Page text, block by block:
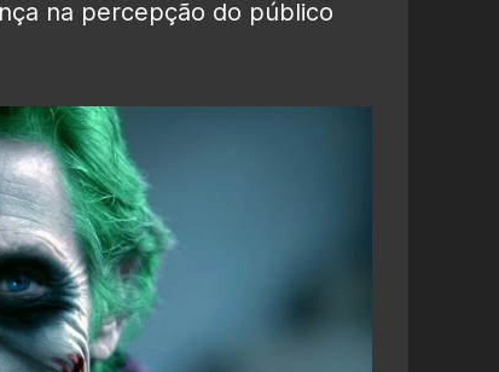
na percepção do público